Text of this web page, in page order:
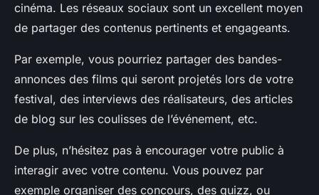
cinéma. Les réseaux sociaux sont un excellent moyen
de partager des contenus pertinents et engageants.
Par exemple, vous pourriez partager des bandes-
annonces des films qui seront projetés lors de votre
festival, des interviews des réalisateurs, des articles
de blog sur les coulisses de l’événement, etc.
De plus, n’hésitez pas à encourager votre public à
interagir avec votre contenu. Vous pouvez par
exemple organiser des concours, des quizz, ou